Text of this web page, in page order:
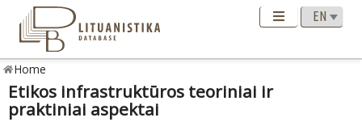
Home
Etikos infrastruktūros teoriniai ir
praktiniai aspektai